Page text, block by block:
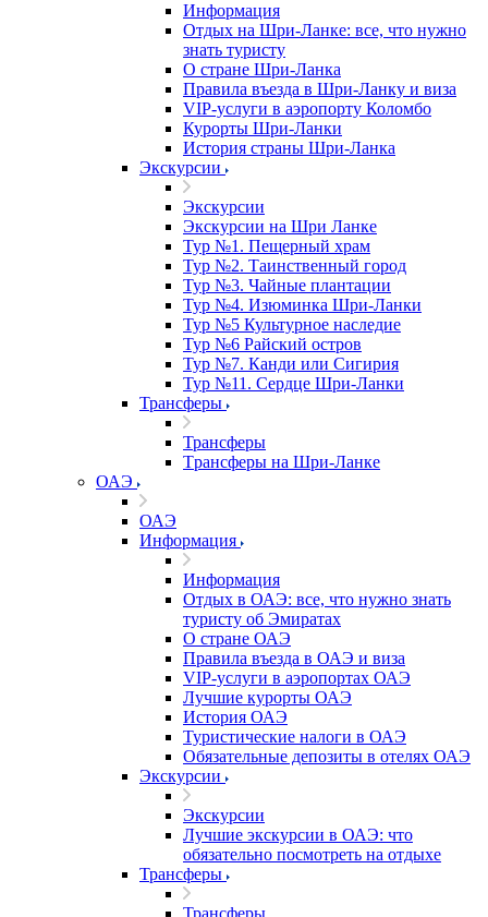
Информация
Отдых на Шри-Ланке: все, что нужно
знать туристу
О стране Шри-Ланка
Правила въезда в Шри-Ланку и виза
VIP-услуги в аэропорту Коломбо
Курорты Шри-Ланки
История страны Шри-Ланка
Экскурсии
Экскурсии
Экскурсии на Шри Ланке
Тур №1. Пещерный храм
Тур №2. Таинственный город
Тур №3. Чайные плантации
Тур №4. Изюминка Шри-Ланки
Тур №5 Культурное наследие
Тур №6 Райский остров
Тур №7. Канди или Сигирия
Тур №11. Сердце Шри-Ланки
Трансферы
Трансферы
Tрансферы на Шри-Ланке
ОАЭ
ОАЭ
Информация
Информация
Отдых в ОАЭ: все, что нужно знать
туристу об Эмиратах
О стране ОАЭ
Правила въезда в ОАЭ и виза
VIP-услуги в аэропортах ОАЭ
Лучшие курорты ОАЭ
История ОАЭ
Туристические налоги в ОАЭ
Обязательные депозиты в отелях ОАЭ
Экскурсии
Экскурсии
Лучшие экскурсии в ОАЭ: что
обязательно посмотреть на отдыхе
Трансферы
Трансферы